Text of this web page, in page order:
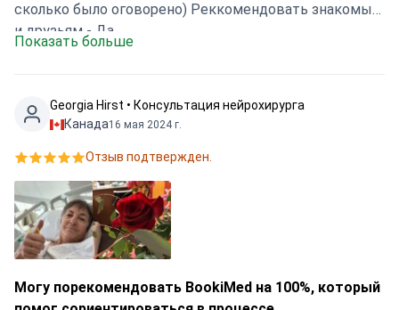
сколько было оговорено) Реккомендовать знакомым
и друзьям - Да
Показать больше
Georgia Hirst • Консультация нейрохирурга
Канада16 мая 2024 г.
Отзыв подтвержден.
Могу порекомендовать BookiMed на 100%, который